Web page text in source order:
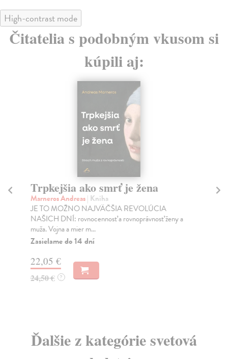
High-contrast mode
Čitatelia s podobným vkusom si
kúpili aj:
Trpkejšia ako smrť je žena
Marneros Andreas| Kniha
JE TO MOŽNO NAJVÄČŠIA REVOLÚCIA
NAŠICH DNÍ: rovnocennosť a rovnoprávnosť ženy a
muža. Vojna a mier m...
Zasielame do 14 dní
22,05 €
24,50 € ?
Ďalšie z kategórie svetová